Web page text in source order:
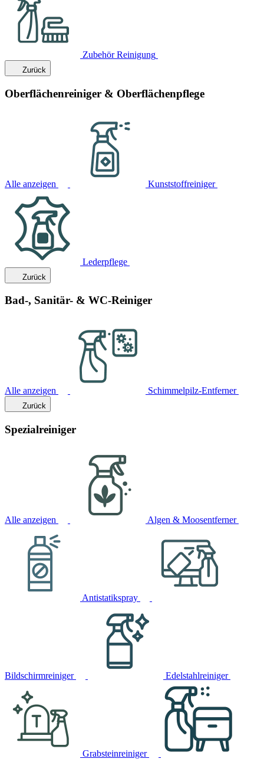
Zubehör Reinigung
Zurück
Oberflächenreiniger & Oberflächenpflege
Alle anzeigen Kunststoffreiniger
Lederpflege
Zurück
Bad-, Sanitär- & WC-Reiniger
Alle anzeigen Schimmelpilz-Entferner
Zurück
Spezialreiniger
Alle anzeigen Algen & Moosentferner
Antistatikspray
Bildschirmreiniger Edelstahlreiniger
Grabsteinreiniger